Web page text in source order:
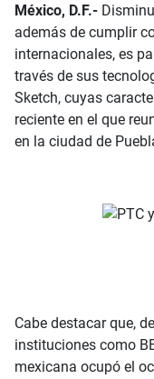
México, D.F.-
además de cumplir
internacionales, es
través de sus
Sketch, cuyas
reciente en el que
en la ciudad de
Cabe destacar que,
instituciones como
mexicana ocupó el